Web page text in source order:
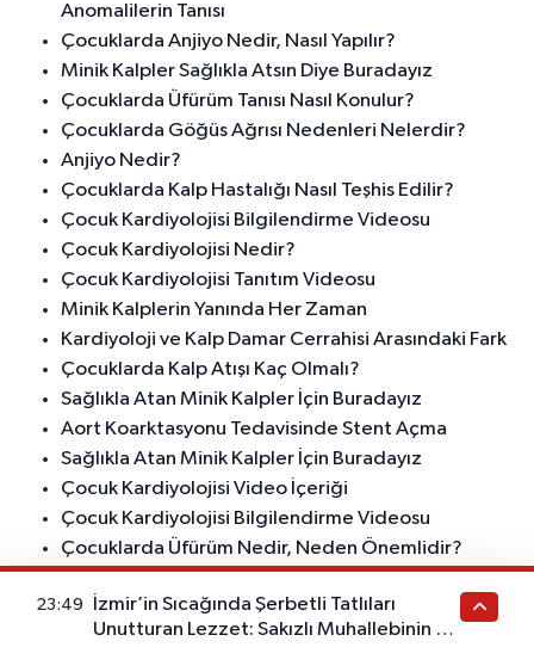
Anomalilerin Tanısı
Çocuklarda Anjiyo Nedir, Nasıl Yapılır?
Minik Kalpler Sağlıkla Atsın Diye Buradayız
Çocuklarda Üfürüm Tanısı Nasıl Konulur?
Çocuklarda Göğüs Ağrısı Nedenleri Nelerdir?
Anjiyo Nedir?
Çocuklarda Kalp Hastalığı Nasıl Teşhis Edilir?
Çocuk Kardiyolojisi Bilgilendirme Videosu
Çocuk Kardiyolojisi Nedir?
Çocuk Kardiyolojisi Tanıtım Videosu
Minik Kalplerin Yanında Her Zaman
Kardiyoloji ve Kalp Damar Cerrahisi Arasındaki Fark
Çocuklarda Kalp Atışı Kaç Olmalı?
Sağlıkla Atan Minik Kalpler İçin Buradayız
Aort Koarktasyonu Tedavisinde Stent Açma
Sağlıkla Atan Minik Kalpler İçin Buradayız
Çocuk Kardiyolojisi Video İçeriği
Çocuk Kardiyolojisi Bilgilendirme Videosu
Çocuklarda Üfürüm Nedir, Neden Önemlidir?
Kalp Hastası Çocuğu Olan Ebeveynler Nelere
Dikkat Etmelidir?
Minik Kalplerimizin Sağlığı İçin Buradayız
23:49
İzmir’in Sıcağında Şerbetli Tatlıları
Unutturan Lezzet: Sakızlı Muhallebinin Bu